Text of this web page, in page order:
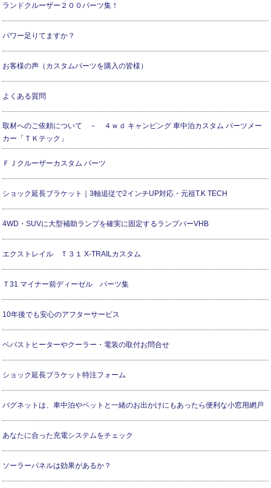
ランドクルーザー２００パーツ集！
パワー足りてますか？
お客様の声（カスタムパーツを購入の皆様）
よくある質問
取材へのご依頼について － ４ｗｄ キャンピング 車中泊カスタム パーツメー
カー「ＴＫテック」
ＦＪクルーザーカスタム パーツ
ショック延長ブラケット｜3軸追従で2インチUP対応・元祖T.K TECH
4WD・SUVに大型補助ランプを確実に固定するランプバーVHB
エクストレイル Ｔ３１ X-TRAILカスタム
Ｔ31 マイナー前ディーゼル パーツ集
10年後でも安心のアフターサービス
ベバストヒーターやクーラー・電装の取付お問合せ
ショック延長ブラケット特注フォーム
バグネットは、車中泊やペットと一緒のお出かけにもあったら便利な小窓用網戸
あなたに合った充電システムをチェック
ソーラーパネルは効果があるか？